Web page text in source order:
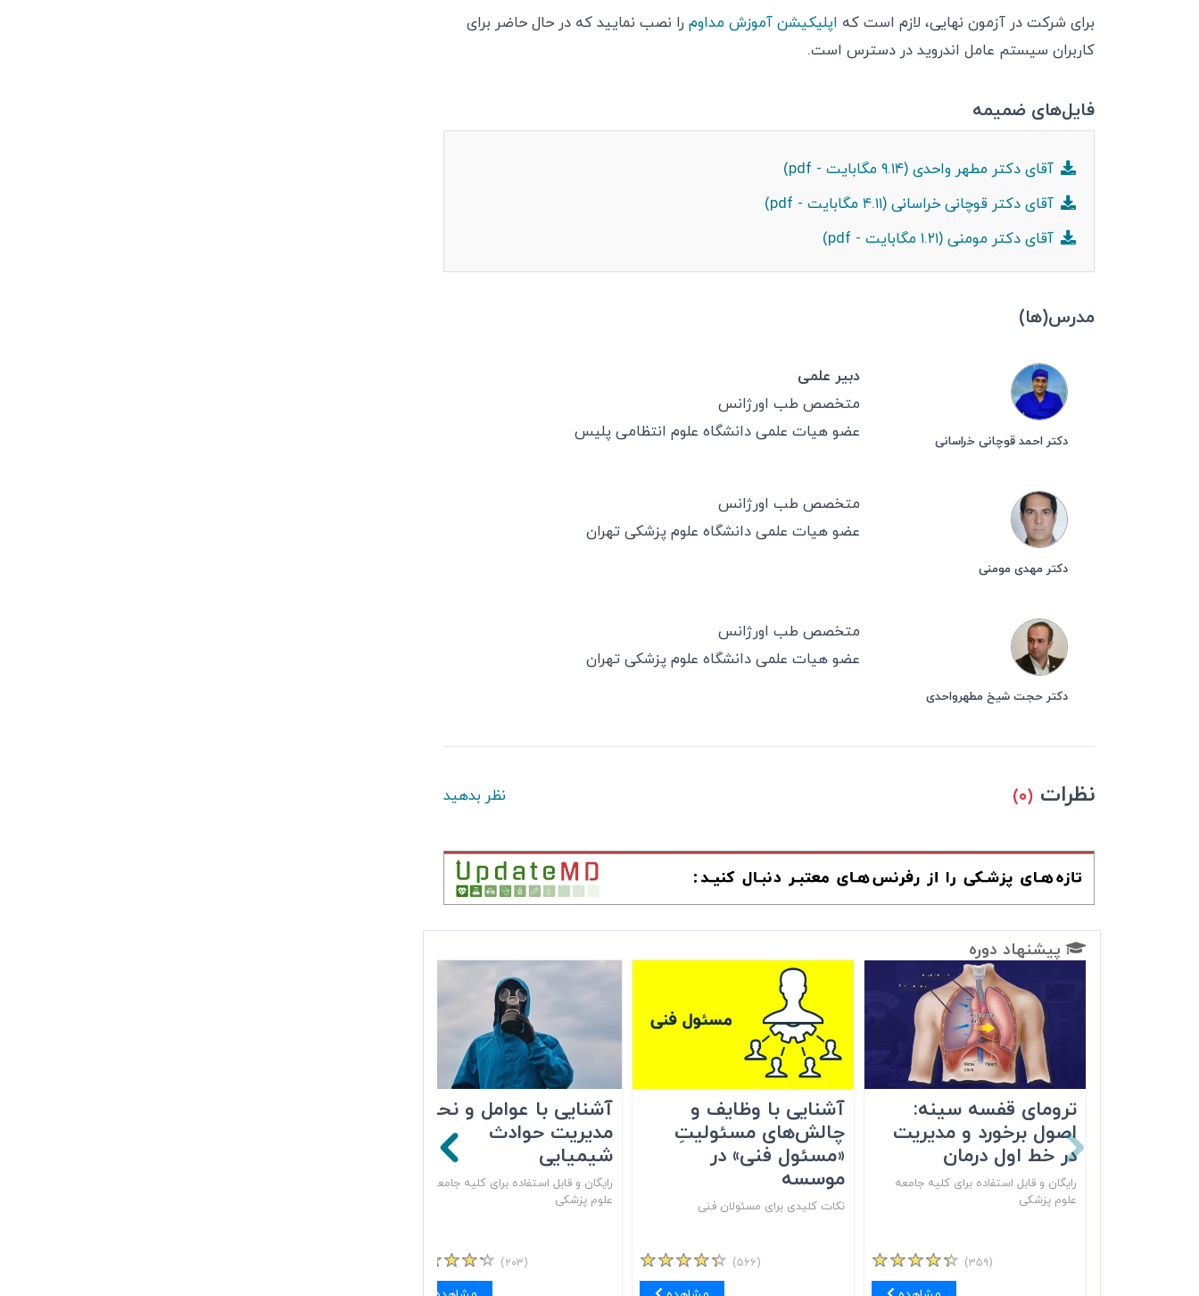
برای شرکت در آزمون نهایی، لازم است که اپلیکیشن آموزش مداوم را نصب نمایید که در حال حاضر برای
کاربران سیستم عامل اندروید در دسترس است.
فایل‌های ضمیمه
آقای دکتر مطهر واحدی (۹.۱۴ مگابایت - pdf)
آقای دکتر قوچانی خراسانی (۴.۱۱ مگابایت - pdf)
آقای دکتر مومنی (۱.۲۱ مگابایت - pdf)
مدرس(ها)
دکتر احمد قوچانی خراسانی
دبیر علمی
متخصص طب اورژانس
عضو هیات علمی دانشگاه علوم انتظامی پلیس
دکتر مهدی مومنی
متخصص طب اورژانس
عضو هیات علمی دانشگاه علوم پزشکی تهران
دکتر حجت شیخ مطهرواحدی
متخصص طب اورژانس
عضو هیات علمی دانشگاه علوم پزشکی تهران
نظرات (۰) نظر بدهید
پیشنهاد دوره
ترومای قفسه سینه:
اصول برخورد و مدیریت
در خط اول درمان
رایگان و قابل استفاده برای کلیه جامعه
علوم پزشکی
(۳۵۹)
آشنایی با وظایف و
چالش‌های مسئولیتِ
«مسئول فنی» در
موسسه
نکات کلیدی برای مسئولان فنی
(۵۶۶)
آشنایی با عوامل و نحوه
مدیریت حوادث
شیمیایی
رایگان و قابل استفاده برای کلیه جامعه
علوم پزشکی
(۲۰۳)